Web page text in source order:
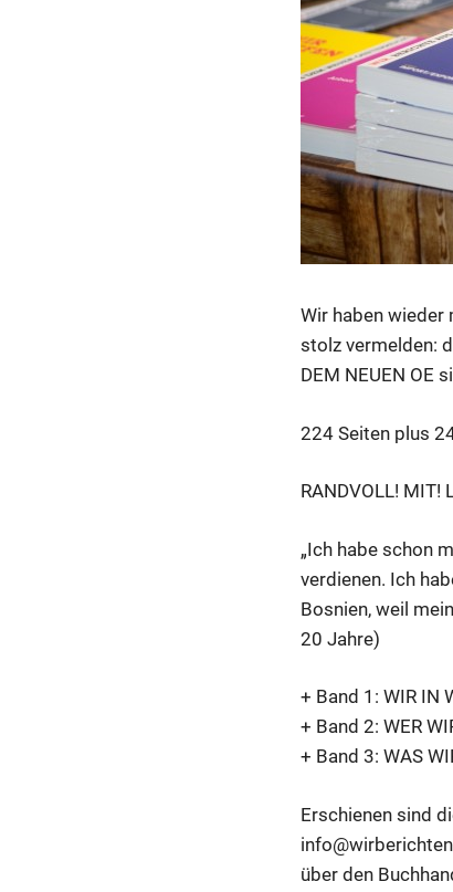
Wir haben wieder
stolz vermelden:
DEM NEUEN OE
224 Seiten plus
RANDVOLL! MIT!
„Ich habe schon
verdienen. Ich
Bosnien, weil
20 Jahre)
+ Band 1: WIR IN
+ Band 2: WER
+ Band 3: WAS
Erschienen sind
über den